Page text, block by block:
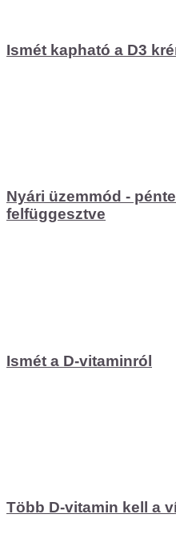
Ismét kapható a D3
Nyári üzemmód -
felfüggesztve
Ismét a D-vitaminról
Több D-vitamin kell a